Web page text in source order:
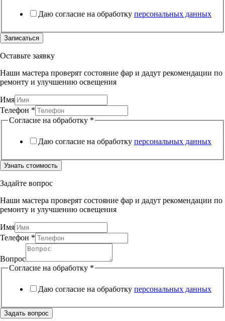
Даю согласие на обработку персональных данных
Записаться
Оставьте заявку
Наши мастера проверят состояние фар и дадут рекомендации по
ремонту и улучшению освещения
Имя
Телефон *
Согласие на обработку *
Даю согласие на обработку персональных данных
Узнать стоимость
Задайте вопрос
Наши мастера проверят состояние фар и дадут рекомендации по
ремонту и улучшению освещения
Имя
Телефон *
Вопрос
Согласие
Согласие на обработку *
Даю согласие на обработку персональных данных
Задать вопрос